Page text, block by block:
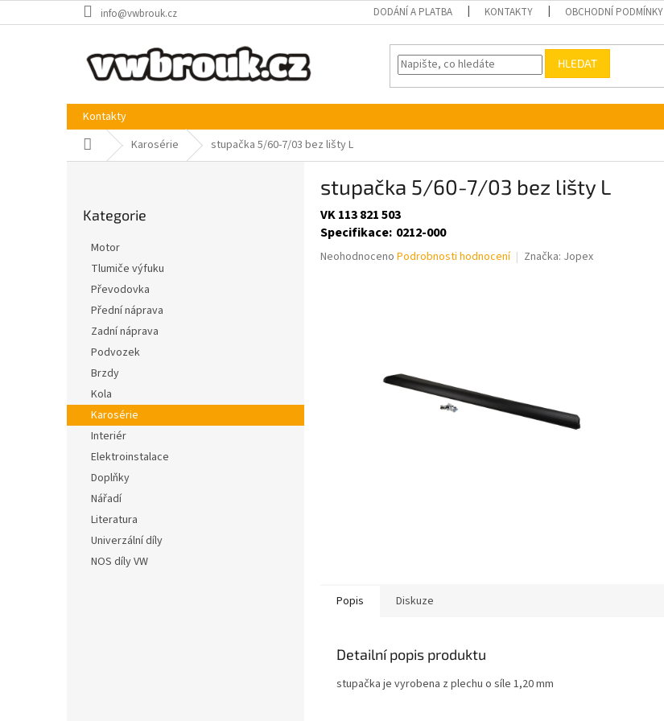
na
info@vwbrouk.cz DODÁNÍ A PLATBA KONTAKTY OBCHODNÍ PODMÍNKY
HLEDAT
Kontakty
Domů Karosérie stupačka 5/60-7/03 bez lišty L
l
kategorie
Kategorie
Motor
Tlumiče výfuku
Převodovka
Přední náprava
Zadní náprava
Podvozek
Brzdy
Kola
Karosérie
Interiér
Elektroinstalace
Doplňky
Nářadí
Literatura
Univerzální díly
NOS díly VW
stupačka 5/60-7/03 bez lišty L
VK 113 821 503
Specifikace: 0212-000
Průměrné
Neohodnoceno Podrobnosti hodnocení Značka: Jopex
Popis Diskuze
Detailní popis produktu
stupačka je vyrobena z plechu o síle 1,20 mm